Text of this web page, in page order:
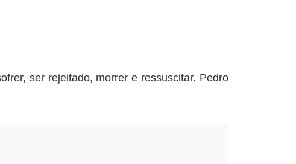
ser rejeitado, morrer e ressuscitar. Pedro